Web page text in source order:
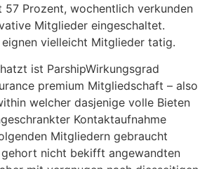
Prozent, wochentlich verkunden
Mitglieder eingeschaltet.
eignen vielleicht Mitglieder tatig.
ist ParshipWirkungsgrad
premium Mitgliedschaft – also
welcher dasjenige volle Bieten
Kontaktaufnahme
Mitgliedern gebraucht
nicht bekifft angewandten